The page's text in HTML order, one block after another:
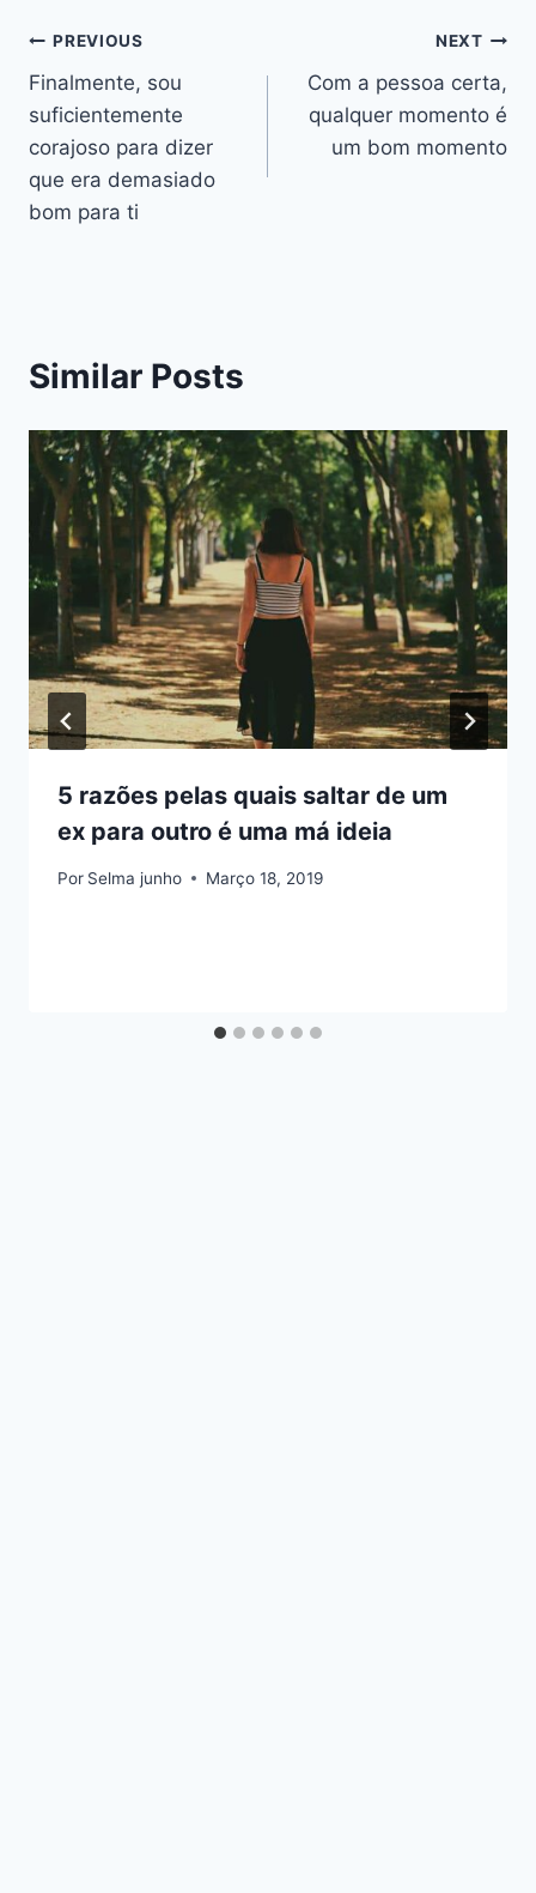
Navegação
de
artigos
PREVIOUS
Finalmente, sou
suficientemente
corajoso para dizer
que era demasiado
bom para ti
NEXT
Com a pessoa certa,
qualquer momento é
um bom momento
Similar Posts
5 razões pelas quais saltar de um
ex para outro é uma má ideia
Por Selma junho Março 18, 2019